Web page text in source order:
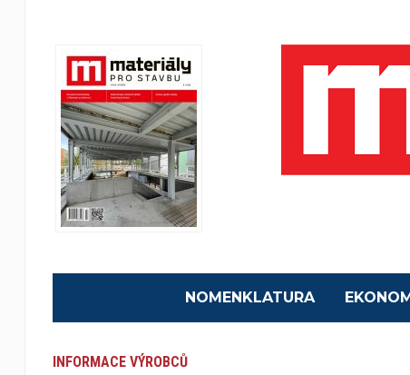
NOMENKLATURA
INFORMACE VÝROBCŮ